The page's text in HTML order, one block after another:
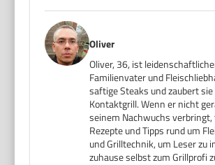
Oliver
Oliver, 36, ist
Familienvater und
saftige Steaks und zaubert
Kontaktgrill. Wenn er nicht
seinem Nachwuchs
Rezepte und Tipps rund um
und Grilltechnik, um Leser zu
zuhause selbst zum Grillprofi